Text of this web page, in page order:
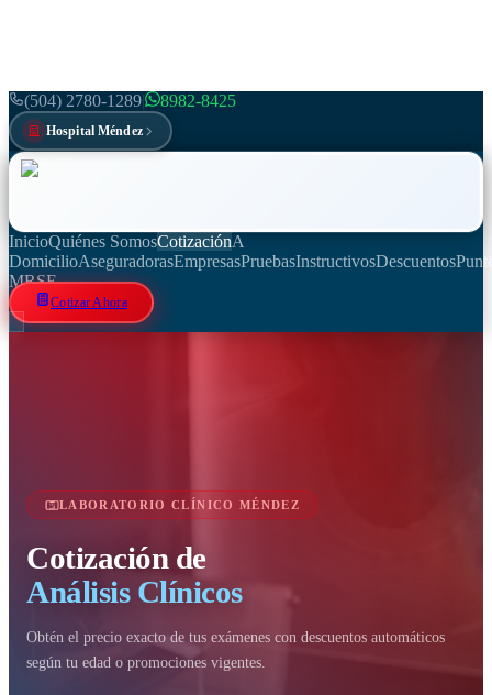
(504) 2780-1289| 8982-8425
Hospital Méndez
InicioQuiénes SomosCotizaciónA
DomicilioAseguradorasEmpresasPruebasInstructivosDescuentos
MRSE
Cotizar Ahora
LABORATORIO CLÍNICO MÉNDEZ
Cotización de
Análisis Clínicos
Obtén el precio exacto de tus exámenes con descuentos automáticos
según tu edad o promociones vigentes.